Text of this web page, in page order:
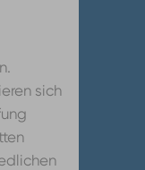
sich